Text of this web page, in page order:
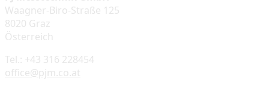
Waagner-Biro-Straße 125
8020 Graz
Österreich
Tel.: +43 316 228454
office@pjm.co.at